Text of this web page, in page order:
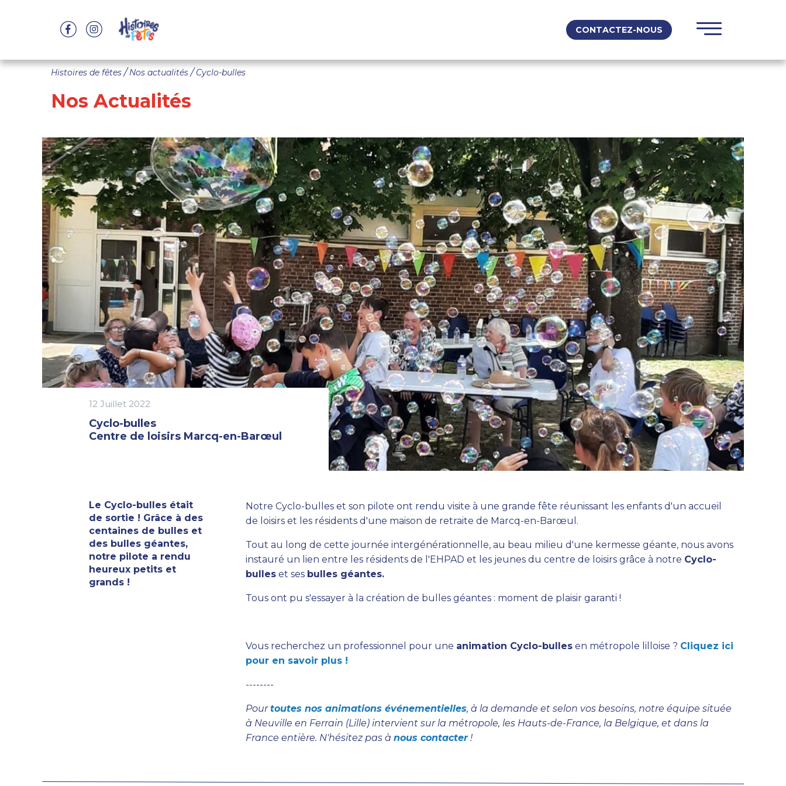
CONTACTEZ-NOUS
Histoires de fêtes /Nos actualités /Cyclo-bulles
Nos Actualités
12 Juillet 2022
Cyclo-bulles
Centre de loisirs Marcq-en-Barœul
Le Cyclo-bulles était
de sortie ! Grâce à des
centaines de bulles et
des bulles géantes,
notre pilote a rendu
heureux petits et
grands !
Notre Cyclo-bulles et son pilote ont rendu visite à une grande fête réunissant les enfants d'un accueil
de loisirs et les résidents d'une maison de retraite de Marcq-en-Barœul.
Tout au long de cette journée intergénérationnelle, au beau milieu d'une kermesse géante, nous avons
instauré un lien entre les résidents de l'EHPAD et les jeunes du centre de loisirs grâce à notre Cyclo-
bulles et ses bulles géantes.
Tous ont pu s'essayer à la création de bulles géantes : moment de plaisir garanti !
Vous recherchez un professionnel pour une animation Cyclo-bulles en métropole lilloise ? Cliquez ici
pour en savoir plus !
--------
Pourtoutes nos animations événementielles, à la demande et selon vos besoins, notre équipe située
à Neuville en Ferrain (Lille) intervient sur la métropole, les Hauts-de-France, la Belgique, et dans la
France entière. N'hésitez pas à nous contacter!